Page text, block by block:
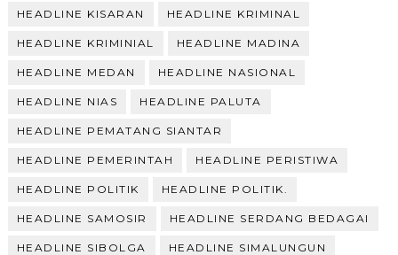
HEADLINE KISARAN HEADLINE KRIMINAL
HEADLINE KRIMINIAL HEADLINE MADINA
HEADLINE MEDAN HEADLINE NASIONAL
HEADLINE NIAS HEADLINE PALUTA
HEADLINE PEMATANG SIANTAR
HEADLINE PEMERINTAH HEADLINE PERISTIWA
HEADLINE POLITIK HEADLINE POLITIK.
HEADLINE SAMOSIR HEADLINE SERDANG BEDAGAI
HEADLINE SIBOLGA HEADLINE SIMALUNGUN